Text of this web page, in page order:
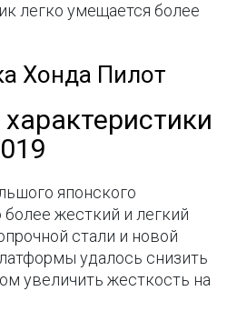
легко умещается более
Хонда Пилот
японского
жесткий и легкий
стали и новой
удалось снизить
увеличить жесткость на